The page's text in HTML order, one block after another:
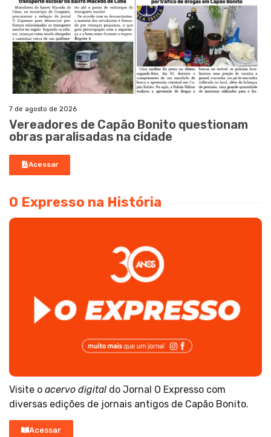
7 de agosto de 2026
Vereadores de Capão Bonito questionam
obras paralisadas na cidade
Acessar
O Expresso na História
Visite o acervo digital do Jornal O Expresso com
diversas edições de jornais antigos de Capão Bonito.
Acessar